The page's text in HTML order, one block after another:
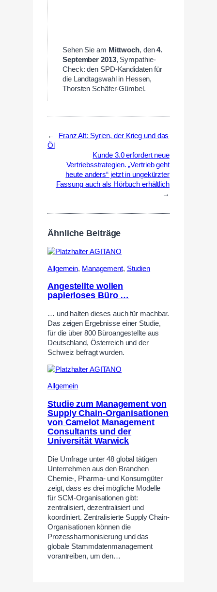
Sehen Sie am Mittwoch, den4.
September 2013, Sympathie-
Check: den SPD-Kandidaten für
die Landtagswahl in Hessen,
Thorsten Schäfer-Gümbel.
←
Franz Alt: Syrien, der Krieg und das
Öl
Kunde 3.0 erfordert neue
Vertriebsstrategien. „Vertrieb geht
heute anders“ jetzt in ungekürzter
Fassung auch als Hörbuch erhältlich
→
Ähnliche Beiträge
Allgemein, Management, Studien
Angestellte wollen
papierloses Büro …
… und halten dieses auch für machbar.
Das zeigen Ergebnisse einer Studie,
für die über 800 Büroangestellte aus
Deutschland, Österreich und der
Schweiz befragt wurden.
Allgemein
Studie zum Management von
Supply Chain-Organisationen
von Camelot Management
Consultants und der
Universität Warwick
Die Umfrage unter 48 global tätigen
Unternehmen aus den Branchen
Chemie-, Pharma- und Konsumgüter
zeigt, dass es drei mögliche Modelle
für SCM-Organisationen gibt:
zentralisiert, dezentralisiert und
koordiniert. Zentralisierte Supply Chain-
Organisationen können die
Prozessharmonisierung und das
globale Stammdatenmanagement
vorantreiben, um den…